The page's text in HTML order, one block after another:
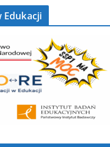
Edukacji